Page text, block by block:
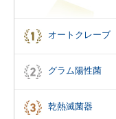
オートクレーブ
グラム陽性菌
乾熱滅菌器